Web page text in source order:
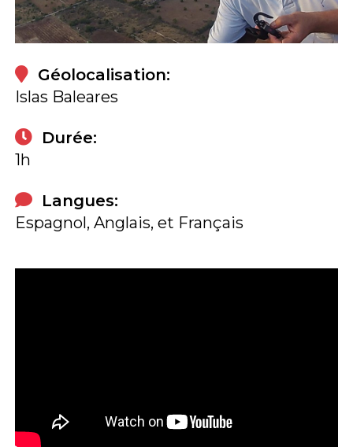
Livre
Géolocalisation:
Islas Baleares
Durée:
1h
Langues:
Espagnol, Anglais, et Français